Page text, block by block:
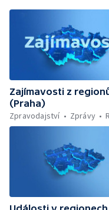
Zajímavosti z
(Praha)
Zpravodajství
Zprávy